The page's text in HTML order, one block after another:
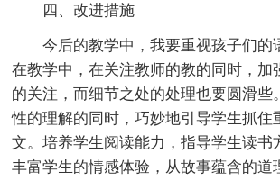
四、改进措施
今后的教学中，我要重视孩子们的
在教学中，在关注教师的教的同时，加
的关注，而细节之处的处理也要圆滑些
性的理解的同时，巧妙地引导学生抓住
文。培养学生阅读能力，指导学生读书
丰富学生的情感体验，从故事蕴含的道